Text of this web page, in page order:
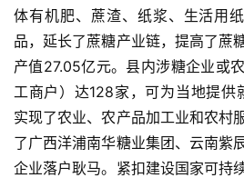
体有机肥、蔗渣、纸浆、生活用
品，延长了蔗糖产业链，提高了蔗
产值27.05亿元。县内涉糖企业或
工商户）达128家，可为当地提
实现了农业、农产品加工业和农村
了广西洋浦南华糖业集团、云南紫
企业落户耿马。紧扣建设国家可持